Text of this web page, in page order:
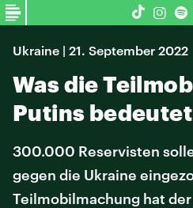
Ukraine | 21. September 2022
Was die
Putins bedeutet
300.000 Reservisten
gegen die Ukraine
Teilmobilmachung hat